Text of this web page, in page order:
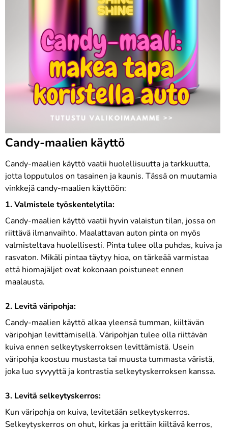
Candy-maalien käyttö
Candy-maalien käyttö vaatii huolellisuutta ja tarkkuutta,
jotta lopputulos on tasainen ja kaunis. Tässä on muutamia
vinkkejä candy-maalien käyttöön:
1. Valmistele työskentelytila:
Candy-maalien käyttö vaatii hyvin valaistun tilan, jossa on
riittävä ilmanvaihto. Maalattavan auton pinta on myös
valmisteltava huolellisesti. Pinta tulee olla puhdas, kuiva ja
rasvaton. Mikäli pintaa täytyy hioa, on tärkeää varmistaa
että hiomajäljet ovat kokonaan poistuneet ennen
maalausta.
2. Levitä väripohja:
Candy-maalien käyttö alkaa yleensä tumman, kiiltävän
väripohjan levittämisellä. Väripohjan tulee olla riittävän
kuiva ennen selkeytyskerroksen levittämistä. Usein
väripohja koostuu mustasta tai muusta tummasta väristä,
joka luo syvyyttä ja kontrastia selkeytyskerroksen kanssa.
3. Levitä selkeytyskerros:
Kun väripohja on kuiva, levitetään selkeytyskerros.
Selkeytyskerros on ohut, kirkas ja erittäin kiiltävä kerros,